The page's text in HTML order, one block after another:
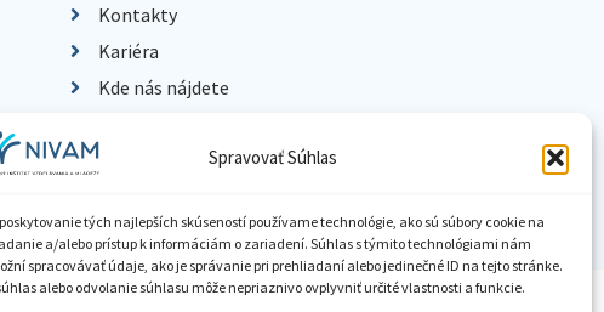
Spravovať Súhlas
tých najlepších skúseností používame technológie, ako sú súbory cookie na
a/alebo prístup k informáciám o zariadení. Súhlas s týmito technológiami nám
spracovávať údaje, ako je správanie pri prehliadaní alebo jedinečné ID na tejto stránke.
alebo odvolanie súhlasu môže nepriaznivo ovplyvniť určité vlastnosti a funkcie.
Kontakty
Kariéra
Kde nás nájdete
Dokumenty inštitúcie